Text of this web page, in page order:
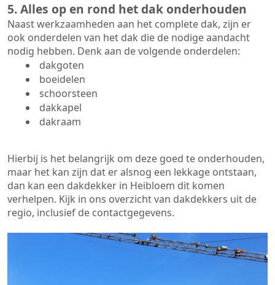
5. Alles op en rond het dak onderhouden
Naast werkzaamheden aan het complete dak, zijn er
ook onderdelen van het dak die de nodige aandacht
nodig hebben. Denk aan de volgende onderdelen:
dakgoten
boeidelen
schoorsteen
dakkapel
dakraam
Hierbij is het belangrijk om deze goed te onderhouden,
maar het kan zijn dat er alsnog een lekkage ontstaan,
dan kan een dakdekker in Heibloem dit komen
verhelpen. Kijk in ons overzicht van dakdekkers uit de
regio, inclusief de contactgegevens.